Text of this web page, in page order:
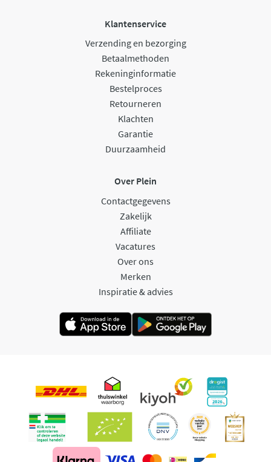
Klantenservice
Verzending en bezorging
Betaalmethoden
Rekeninginformatie
Bestelproces
Retourneren
Klachten
Garantie
Duurzaamheid
Over Plein
Contactgegevens
Zakelijk
Affiliate
Vacatures
Over ons
Merken
Inspiratie & advies